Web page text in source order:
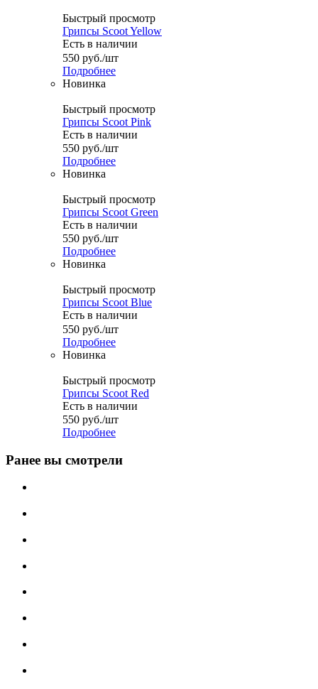
Быстрый просмотр
Грипсы Scoot Yellow
Есть в наличии
550 руб./шт
Подробнее
Новинка
Быстрый просмотр
Грипсы Scoot Pink
Есть в наличии
550 руб./шт
Подробнее
Новинка
Быстрый просмотр
Грипсы Scoot Green
Есть в наличии
550 руб./шт
Подробнее
Новинка
Быстрый просмотр
Грипсы Scoot Blue
Есть в наличии
550 руб./шт
Подробнее
Новинка
Быстрый просмотр
Грипсы Scoot Red
Есть в наличии
550 руб./шт
Подробнее
Ранее вы смотрели